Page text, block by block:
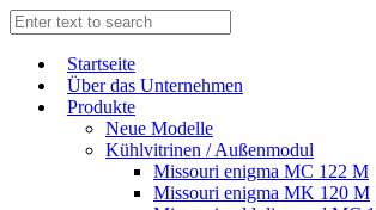
Start­sei­te
Über das Unternehmen
Produkte
Neue Modelle
Kühlvitrinen / Außenmodul
Missouri enigma MC 122 M
Missouri enigma MK 120 M